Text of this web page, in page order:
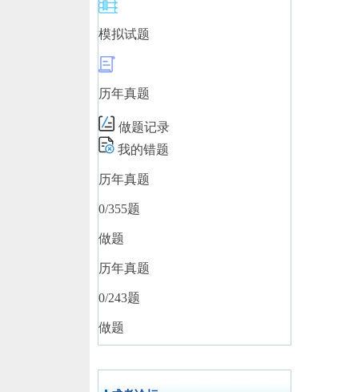
模拟试题
历年真题
做题记录
我的错题
历年真题
0/355题
做题
历年真题
0/243题
做题